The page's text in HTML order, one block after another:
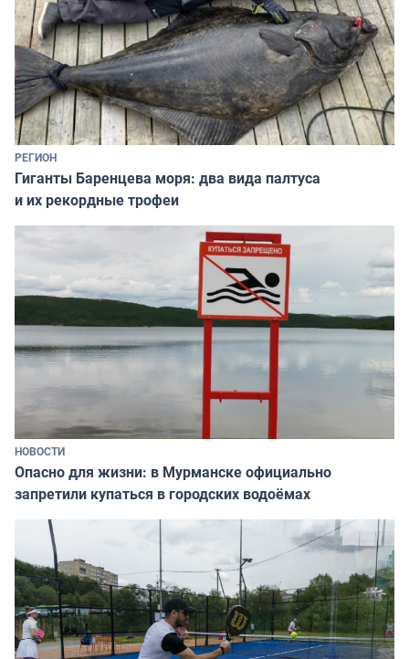
РЕГИОН
Гиганты Баренцева моря: два вида палтуса
и их рекордные трофеи
НОВОСТИ
Опасно для жизни: в Мурманске официально
запретили купаться в городских водоёмах